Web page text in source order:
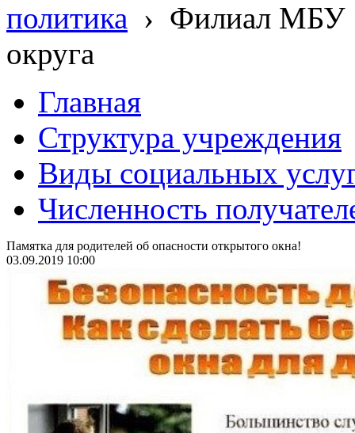
политика › Филиал МБУ
округа
Главная
Структура учреждения
Виды социальных
Численность
Памятка для родителей об опасности открытого окна!
03.09.2019 10:00